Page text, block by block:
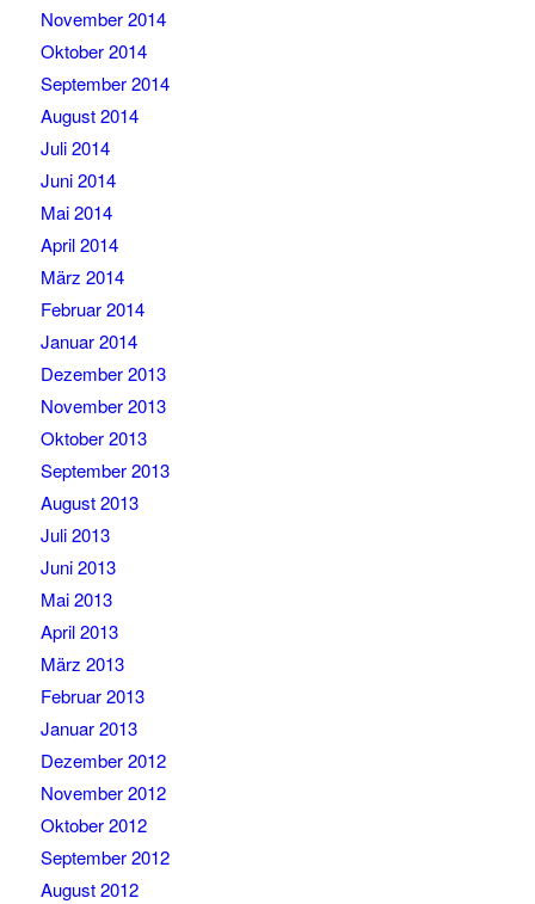
November 2014
Oktober 2014
September 2014
August 2014
Juli 2014
Juni 2014
Mai 2014
April 2014
März 2014
Februar 2014
Januar 2014
Dezember 2013
November 2013
Oktober 2013
September 2013
August 2013
Juli 2013
Juni 2013
Mai 2013
April 2013
März 2013
Februar 2013
Januar 2013
Dezember 2012
November 2012
Oktober 2012
September 2012
August 2012